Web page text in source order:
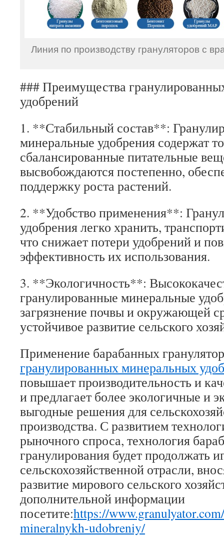
Линия по производству грануляторов с
### Преимущества
удобрений
1. **Стабильный состав**:
минеральные удобрения содержат
сбалансированные питательные
высвобождаются постепенно,
поддержку роста растений.
2. **Удобство применения**:
удобрения легко хранить,
что снижает потери удобрений и
эффективность их использования.
3. **Экологичность**:
гранулированные минеральные
загрязнение почвы и окружающей
устойчивое развитие сельского
Применение барабанных
гранулированных минеральных
повышает производительность и
и предлагает более экологичные и
выгодные решения для
производства. С развитием
рыночного спроса, технология
гранулирования будет продолжать
сельскохозяйственной отрасли,
развитие мирового сельского
дополнительной информации
посетите:https://
mineralnykh-udobreniy/